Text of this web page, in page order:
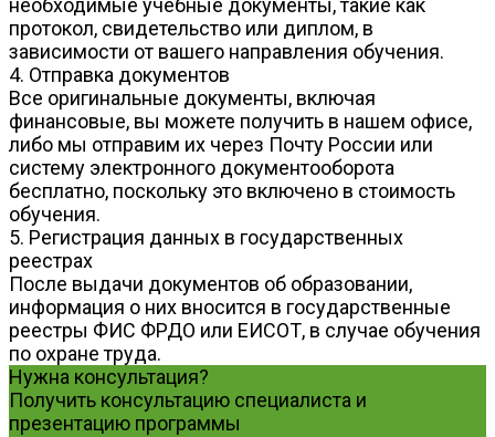
необходимые учебные документы, такие как
протокол, свидетельство или диплом, в
зависимости от вашего направления обучения.
4. Отправка документов
Все оригинальные документы, включая
финансовые, вы можете получить в нашем офисе,
либо мы отправим их через Почту России или
систему электронного документооборота
бесплатно, поскольку это включено в стоимость
обучения.
5. Регистрация данных в государственных
реестрах
После выдачи документов об образовании,
информация о них вносится в государственные
реестры ФИС ФРДО или ЕИСОТ, в случае обучения
по охране труда.
Нужна консультация?
Получить консультацию специалиста и
презентацию программы